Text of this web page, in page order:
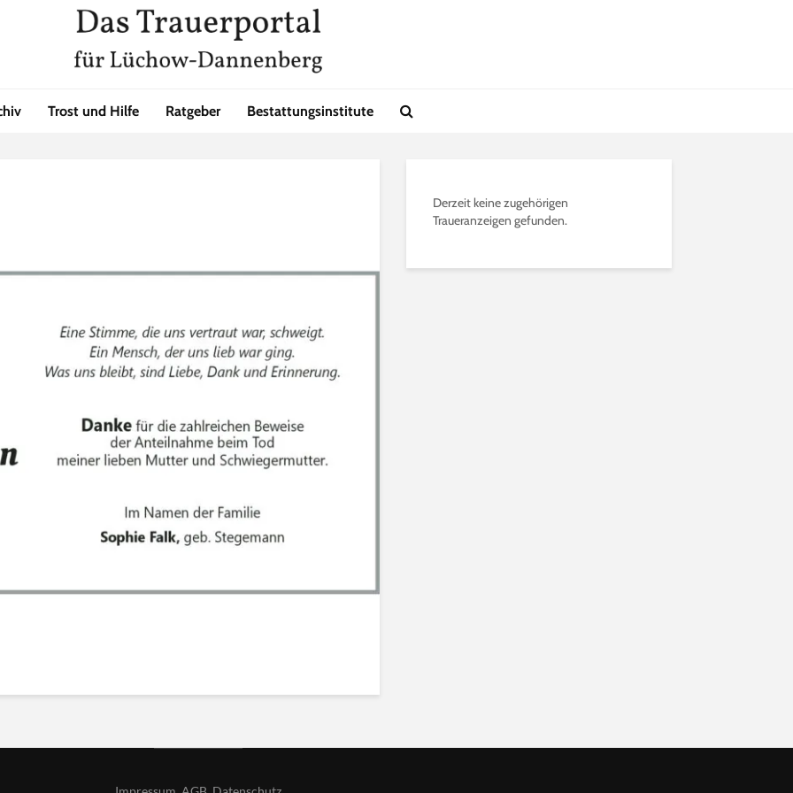
Trost und Hilfe Ratgeber Bestattungsinstitute
Derzeit keine zugehörigen
Traueranzeigen gefunden.